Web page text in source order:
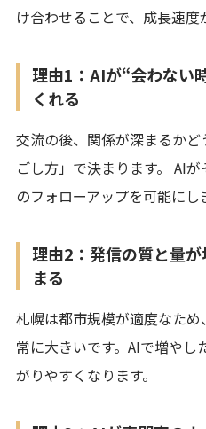
け合わせることで、成長速度
理由1：AIが“会わない
くれる
交流の後、関係が深まるか
ごし方」で決まります。 AI
のフォローアップを可能にし
理由2：発信の質と量
まる
札幌は都市規模が適度なた
常に大きいです。AIで増や
がりやすくなります。